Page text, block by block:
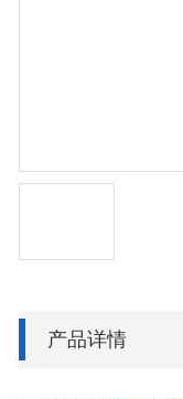
产品详情